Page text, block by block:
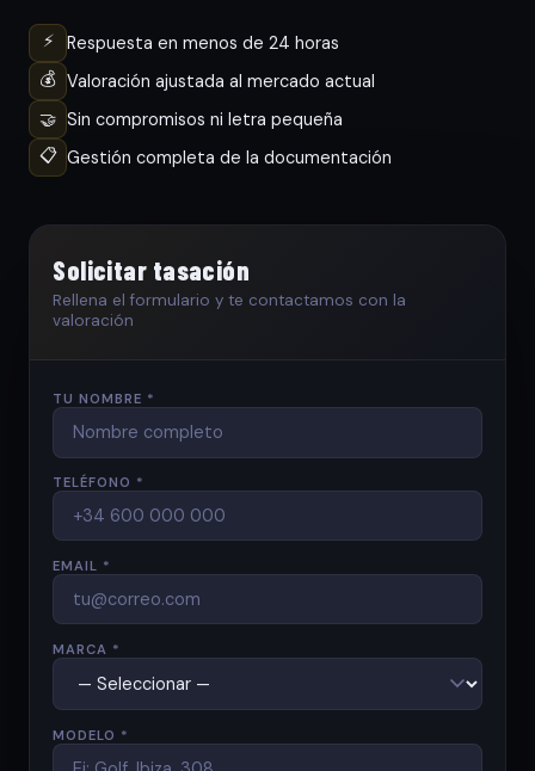
⚡
Respuesta en menos de 24 horas
💰 Valoración ajustada al mercado actual
🤝 Sin compromisos ni letra pequeña
📋 Gestión completa de la documentación
Solicitar tasación
Rellena el formulario y te contactamos con la
valoración
TU NOMBRE *
TELÉFONO *
EMAIL *
MARCA *
MODELO *